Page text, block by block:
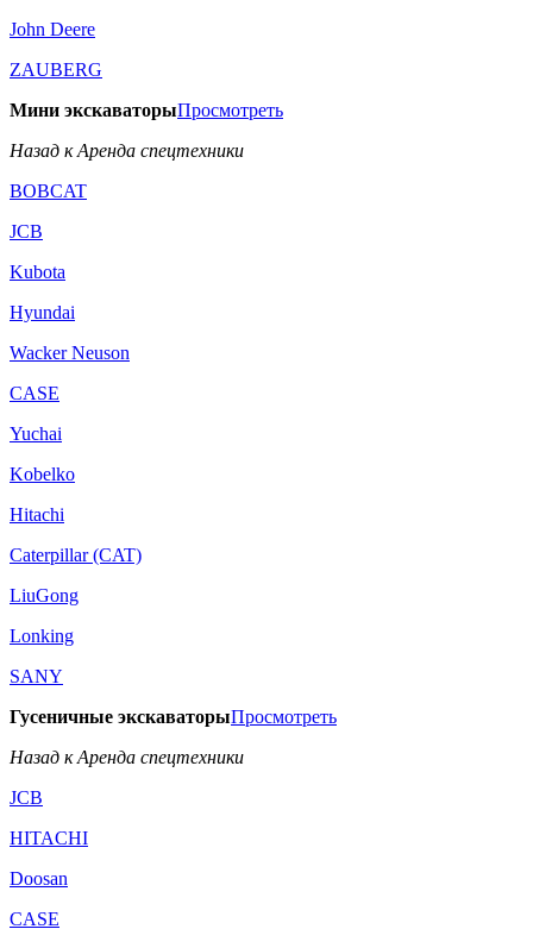
John Deere
ZAUBERG
Мини экскаваторыПросмотреть
Назад к Аренда спецтехники
BOBCAT
JCB
Kubota
Hyundai
Wacker Neuson
CASE
Yuchai
Kobelko
Hitachi
Caterpillar (CAT)
LiuGong
Lonking
SANY
Гусеничные экскаваторыПросмотреть
Назад к Аренда спецтехники
JCB
HITACHI
Doosan
CASE